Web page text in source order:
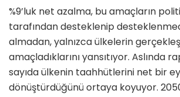
%9’luk net azalma, bu amaçların
tarafından desteklenip
almadan, yalnızca ülkelerin
amaçladıklarını yansıtıyor. Aslında
sayıda ülkenin taahhütlerini net bir
dönüştürdüğünü ortaya koyuyor.